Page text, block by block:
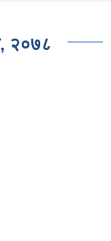
२०७८